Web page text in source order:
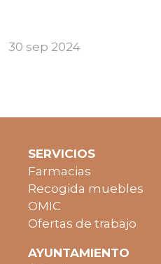
30 sep 2024
SERVICIOS
Farmacias
Recogida muebles
OMIC
Ofertas de trabajo
AYUNTAMIENTO